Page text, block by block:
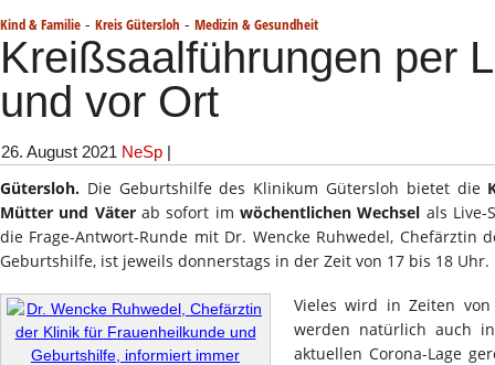
Kind & Familie - Kreis Gütersloh - Medizin & Gesundheit
Kreißsaalführungen per
und vor Ort
26. August 2021 NeSp |
Gütersloh. Die Geburtshilfe des Klinikum Gütersloh bietet die
Mütter und Väterab sofort imwöchentlichen Wechsel als
die Frage-Antwort-Runde mit Dr. Wencke Ruhwedel, Chefärztin
Geburtshilfe, ist jeweils donnerstags in der Zeit von 17 bis 18 Uhr.
Vieles wird in Zeiten von
werden natürlich auch
aktuellen Corona-Lage